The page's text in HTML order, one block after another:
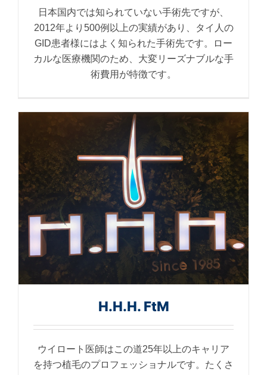
日本国内では知られていない手術先ですが、
2012年より500例以上の実績があり、タイ人の
GID患者様にはよく知られた手術先です。ロー
カルな医療機関のため、大変リーズナブルな手
術費用が特徴です。
H.H.H. FtM
ウイロート医師はこの道25年以上のキャリア
を持つ植毛のプロフェッショナルです。たくさ